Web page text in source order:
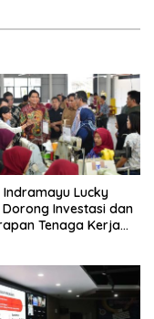
Indramayu Lucky
Dorong Investasi dan
Tenaga Kerja